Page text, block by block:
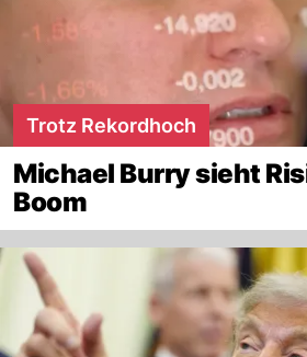
Trotz Rekordhoch
Michael Burry sieht
Boom